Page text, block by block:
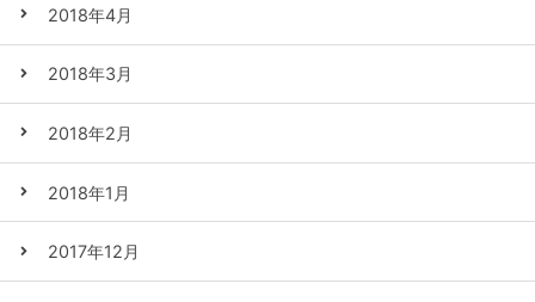
2018年4月
2018年3月
2018年2月
2018年1月
2017年12月